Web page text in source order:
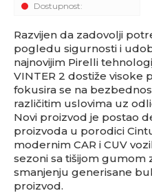
Dostupnost:
Razvijen da zadovolji
pogledu sigurnosti i
najnovijim Pirelli
VINTER 2 dostiže visoke
fokusira se na
različitim uslovima uz
Novi proizvod je postao
proizvoda u porodici
modernim CAR i CUV
sezoni sa tišijom gumom
smanjenju generisane
proizvod.